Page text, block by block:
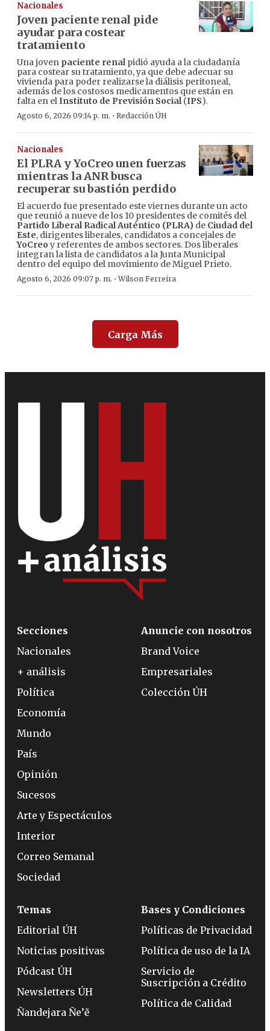
Nacionales
Joven paciente renal pide
ayudar para costear
tratamiento
Una joven paciente renalpidió ayuda a la ciudadanía
para costear su tratamiento, ya que debe adecuar su
vivienda para poder realizarse la diálisis peritoneal,
además de los costosos medicamentos que están en
falta en elInstituto de Previsión Social(IPS).
Agosto 6, 2026 09:14 p. m. · Redacción ÚH
Nacionales
El PLRA y YoCreo unen fuerzas
mientras la ANR busca
recuperar su bastión perdido
El acuerdo fue presentado este viernes durante un acto
que reunió a nueve de los 10 presidentes de comités del
Partido Liberal Radical Auténtico (PLRA) de Ciudad del
Este, dirigentes liberales, candidatos a concejales de
YoCreo y referentes de ambos sectores. Dos liberales
integran la lista de candidatos a la Junta Municipal
dentro del equipo del movimiento de Miguel Prieto.
Agosto 6, 2026 09:07 p. m. ·Wilson Ferreira
Carga Más
Secciones
Nacionales
+ análisis
Política
Economía
Mundo
País
Opinión
Sucesos
Arte y Espectáculos
Interior
Correo Semanal
Sociedad
Anuncie con nosotros
Brand Voice
Empresariales
Colección ÚH
Temas
Editorial ÚH
Noticias positivas
Pódcast ÚH
Newsletters ÚH
Ñandejara Ñe’ẽ
Bases y Condiciones
Políticas de Privacidad
Política de uso de la IA
Servicio de
Suscripción a Crédito
Política de Calidad